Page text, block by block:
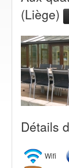
(Liège)
Détails
Wifi